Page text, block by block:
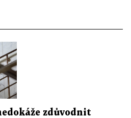
zdůvodnit